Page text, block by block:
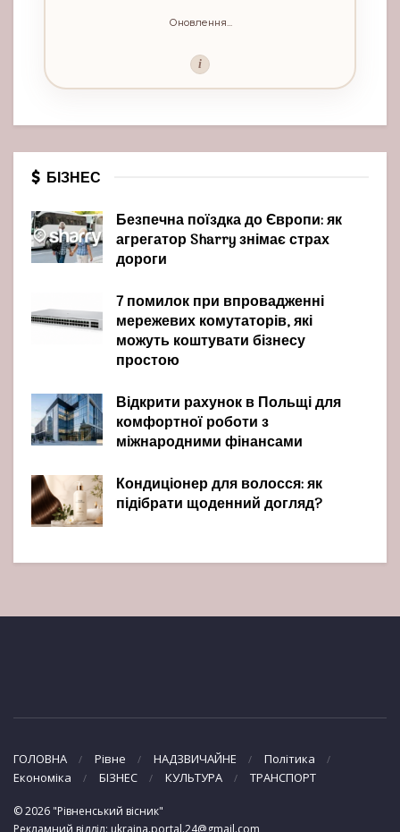
Оновлення...
i
БІЗНЕС
Безпечна поїздка до Європи: як
агрегатор Sharry знімає страх
дороги
7 помилок при впровадженні
мережевих комутаторів, які
можуть коштувати бізнесу
простою
Відкрити рахунок в Польщі для
комфортної роботи з
міжнародними фінансами
Кондиціонер для волосся: як
підібрати щоденний догляд?
ГОЛОВНА Рівне НАДЗВИЧАЙНЕ
Політика
Економіка
БІЗНЕС КУЛЬТУРА ТРАНСПОРТ
© 2026 "Рівненський вісник"